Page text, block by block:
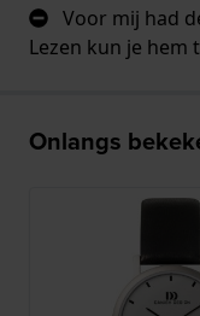
Voor mij had
Lezen kun je hem
Onlangs